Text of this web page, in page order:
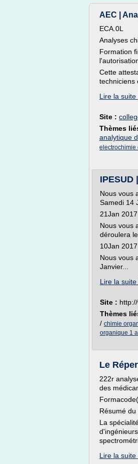
AEC |
ECA.0L
Analyses
Formation
Cette
techniciens
Lire la suite
Site :
Thèmes
analytique
electrochimie
Nous vous
Samedi 14
21Jan 2017
Nous vous
déroulera
10Jan 2017
Nous vous
Janvier...
Lire la suite
Site :
Thèmes
/ chimie
organique 1
Le
222r
des
Résumé
La
Lire la suite